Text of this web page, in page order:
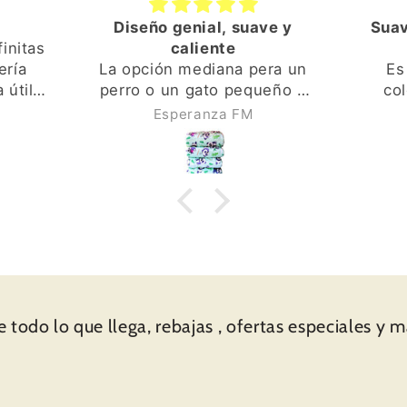
útil
en
fue
el
de
Diseño genial, suave y
caliente
La opción mediana pera un
perro o un gato pequeño o
mediano va genial. Los
colores y el diseño son
vivos y de buena calidad. El
interior es también muy
suave y calentito. El
proceso de compra y envío
Esperanza FM
lo que llega, rebajas , ofertas especiales y